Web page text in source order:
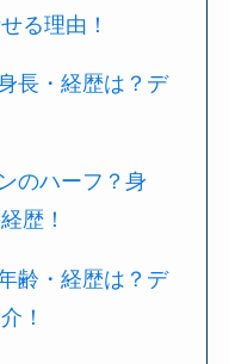
る理由！
長・経歴は？デ
のハーフ？身
歴！
齢・経歴は？デ
！